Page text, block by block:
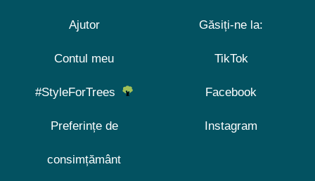
Ajutor
Contul meu
#StyleForTrees
Preferințe de
consimțământ
Găsiți-ne la:
TikTok
Facebook
Instagram